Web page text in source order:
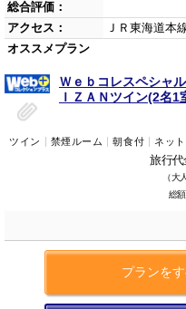
総合評価：
アクセス：
ＪＲ東海道本
オススメプラン
Ｗｅｂコレスペシ
ＩＺＡＮツイン(2名1
ツイン 禁煙ルーム 朝食付 ネッ
旅行
（大
総
プランを